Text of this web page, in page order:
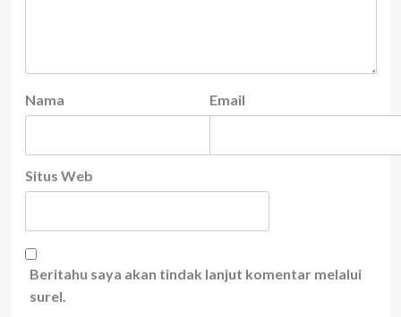
Nama Email
Situs Web
Beritahu saya akan tindak lanjut komentar melalui
surel.